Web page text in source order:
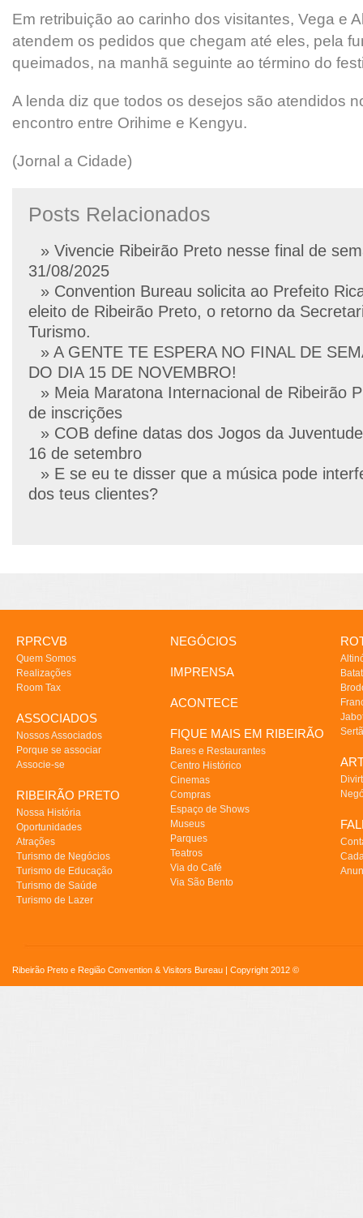
Em retribuição ao carinho dos visitantes, Vega e
atendem os pedidos que chegam até eles, pela
queimados, na manhã seguinte ao término do
A lenda diz que todos os desejos são atendidos
encontro entre Orihime e Kengyu.
(Jornal a Cidade)
Posts Relacionados
» Vivencie Ribeirão Preto nesse final de
31/08/2025
» Convention Bureau solicita ao Prefeito
eleito de Ribeirão Preto, o retorno da
Turismo.
» A GENTE TE ESPERA NO FINAL DE
DO DIA 15 DE NOVEMBRO!
» Meia Maratona Internacional de Ribeirão
de inscrições
» COB define datas dos Jogos da
16 de setembro
» E se eu te disser que a música pode
dos teus clientes?
RPRCVB
Quem Somos
Realizações
Room Tax
ASSOCIADOS
Nossos Associados
Porque se associar
Associe-se
RIBEIRÃO PRETO
Nossa História
Oportunidades
Atrações
Turismo de Negócios
Turismo de Educação
Turismo de Saúde
Turismo de Lazer
NEGÓCIOS
IMPRENSA
ACONTECE
FIQUE MAIS EM RIBEIRÃO
Bares e Restaurantes
Centro Histórico
Cinemas
Compras
Espaço de Shows
Museus
Parques
Teatros
Via do Café
Via São Bento
Ribeirão Preto e Região Convention & Visitors Bureau | Copyright 2012 ©